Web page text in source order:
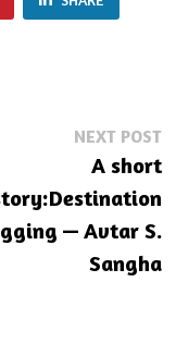
NEXT POST
A short
— Avtar S.
Sangha